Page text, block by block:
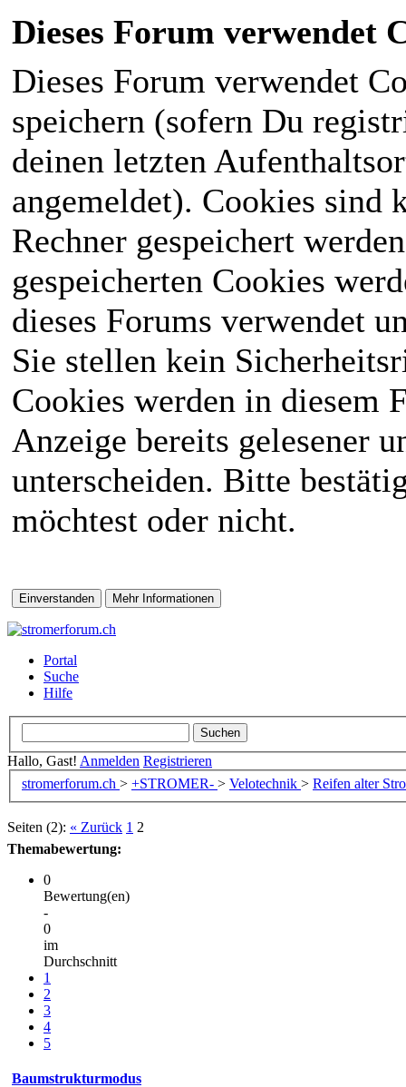
Dieses Forum verwendet
Dieses Forum verwendet
speichern (sofern Du
deinen letzten
angemeldet). Cookies sind
Rechner gespeichert
gespeicherten Cookies
dieses Forums verwendet
Sie stellen kein
Cookies werden in diesem
Anzeige bereits gelesener
unterscheiden. Bitte
möchtest oder nicht.
Portal
Suche
Hilfe
Hallo, Gast! Anmelden Registrieren
stromerforum.ch > +STROMER- > Velotechnik > Reifen alter
Seiten (2): « Zurück 1 2
Themabewertung:
0
Bewertung(en)
-
0
im
Durchschnitt
1
2
3
4
5
Baumstrukturmodus